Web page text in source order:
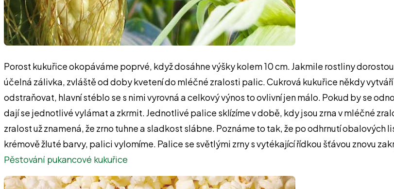
Porost kukuřice okopáváme poprvé, když dosáhne výšky kolem 10 cm. Jakmile rostliny
účelná zálivka, zvláště od doby kvetení do mléčné zralosti palic. Cukrová kukuřice někdy
odstraňovat, hlavní stéblo se s nimi vyrovná a celkový výnos to ovlivní jen málo. Pokud by se
dají se jednotlivé vylámat a zkrmit. Jednotlivé palice sklízíme v době, kdy jsou zrna v mléčné
zralost už znamená, že zrno tuhne a sladkost slábne. Poznáme to tak, že po odhrnutí
krémově žluté barvy, palici vylomíme. Palice se světlými zrny s vytékající řídkou šťávou znovu
Pěstování pukancové kukuřice